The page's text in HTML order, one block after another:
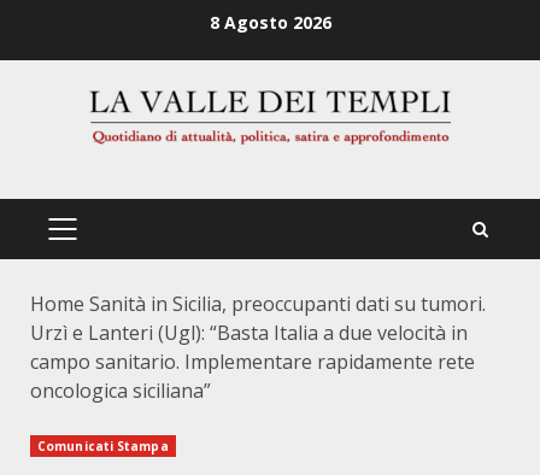
8 Agosto 2026
PRIMÄRES
Home Sanità in Sicilia, preoccupanti dati su tumori.
Urzì e Lanteri (Ugl): “Basta Italia a due velocità in
campo sanitario. Implementare rapidamente rete
oncologica siciliana”
Comunicati Stampa